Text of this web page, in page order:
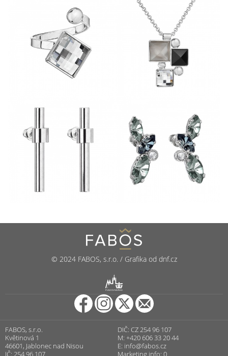
© 2024 FABOS, s.r.o. / Grafika od dnf.cz
PUNCOVNÍ ÚŘAD
FABOS, s.r.o.
Květinová 1
46601, Jablonec nad Nisou
IČ: 254 96 107
DIČ: CZ 254 96 107
M: +420 606 33 20 44
E: info@fabos.cz
Marketing info: 0